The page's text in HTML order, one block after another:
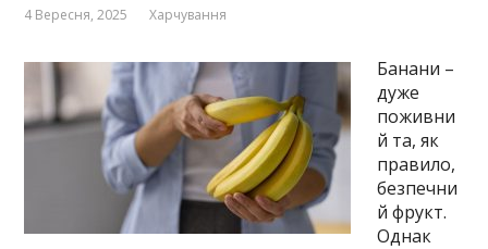
4 Вересня, 2025 Харчування
Банани –
дуже
поживни
й та, як
правило,
безпечни
й фрукт.
Однак